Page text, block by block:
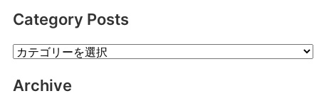
Category Posts
Category
Archive